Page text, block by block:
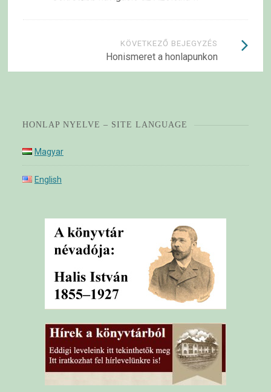
KÖVETKEZŐ BEJEGYZÉS
Honismeret a honlapunkon
HONLAP NYELVE – SITE LANGUAGE
Magyar
English